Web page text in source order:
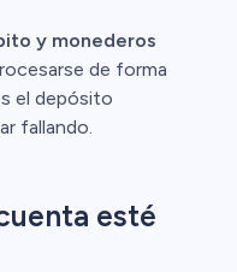
y monederos
de forma
el depósito
fallando.
esté